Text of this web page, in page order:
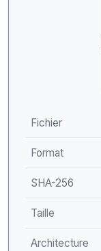
Fichier
Format
SHA-256
Taille
Architecture